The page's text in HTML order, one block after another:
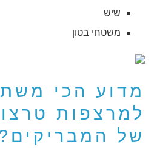
שיש
משטחי בטון
מדוע הכי
למרצפות
של